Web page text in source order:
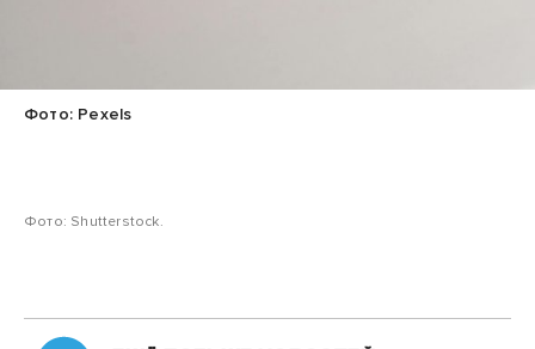
Фото: Pexels
Фото: Shutterstock.